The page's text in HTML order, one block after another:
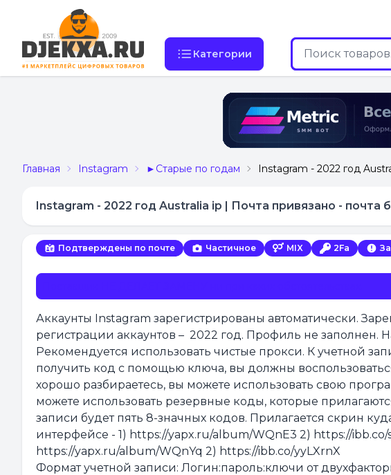
Категории
Главная Instagram ►Старые по годам Instagram - 2022 год
Instagram - 2022 год Australia ip | Почта привязано - почта
Подтверждены по почте Частичное MIX 2Fa
Аккаунты Instagram зарегистрированы автоматически.
регистрации аккаунтов – 2022 год. Профиль не заполнен.
Рекомендуется использовать чистые прокси. К учетной
получить код с помощью ключа, вы должны
хорошо разбираетесь, вы можете использовать свою
можете использовать резервные коды, которые
записи будет пять 8-значных кодов. Прилагается скрин
интерфейсе - 1) https://yapx.ru/album/WQnE3 2) https://
https://yapx.ru/album/WQnYq 2) https://ibb.co/yyLXrnX
Формат учетной записи: Логин:пароль:ключи от